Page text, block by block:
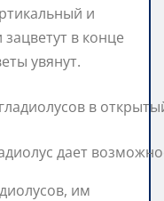
и
в конце
увянут.
дает
им